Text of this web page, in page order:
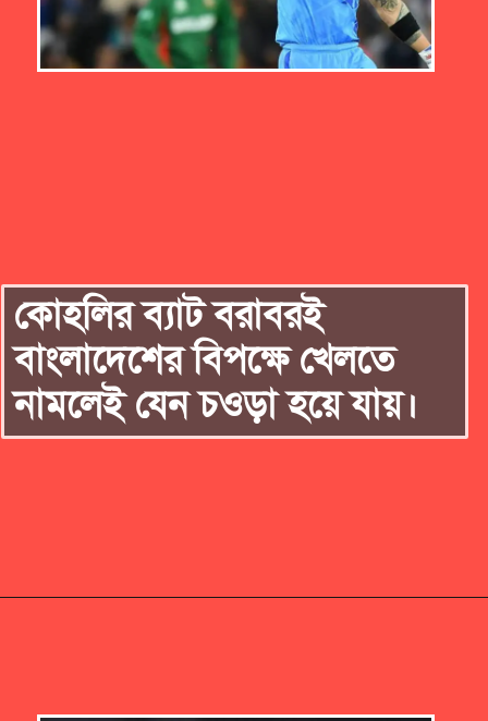
কোহলির ব্যাট বরাবরই
বাংলাদেশের বিপক্ষে খেলতে
নামলেই যেন চওড়া হয়ে যায়।